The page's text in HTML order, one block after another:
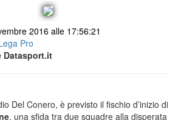
2016 alle 17:56:21
Pro
Datasport.it
Del Conero, è previsto il fischio d’inizio di
, una sfida tra due squadre alla disperata